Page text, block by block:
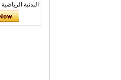
البدنية الرياضية Startrac.